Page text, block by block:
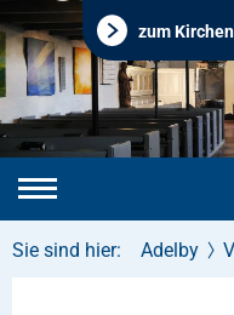
zum
Sie sind hier: Adelby